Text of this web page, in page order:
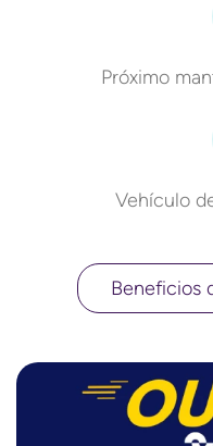
Próximo
Vehículo
Beneficios